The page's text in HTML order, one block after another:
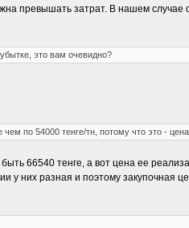
превышать затрат. В нашем случае
это вам очевидно?
по 54000 тенге/тн, потому что это -
66540 тенге, а вот цена ее
у них разная и поэтому закупочная